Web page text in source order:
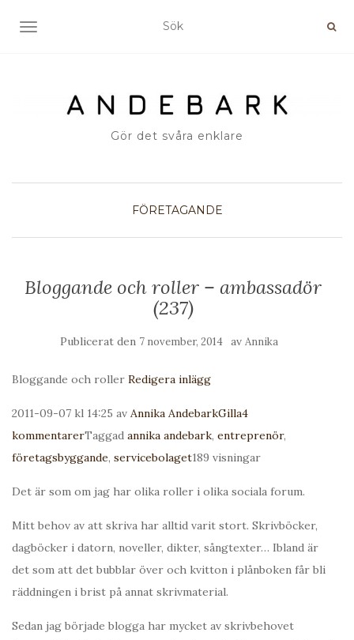
SLÅ PÅ/AV NAVIGERING
Gör det svåra enklare
FÖRETAGANDE
Bloggande och roller – ambassadör
(237)
Publicerat den 7 november, 2014 av Annika
Bloggande och roller Redigera inlägg
2011-09-07 kl 14:25 av Annika AndebarkGilla4
kommentarerTaggad annika andebark, entreprenör,
företagsbyggande, servicebolaget189 visningar
Det är som om jag har olika roller i olika sociala forum.
Mitt behov av att skriva har alltid varit stort. Skrivböcker,
dagböcker i datorn, noveller, dikter, sångtexter… Ibland är
det som att det bubblar över och kvitton i plånboken får bli
räddningen i brist på annat skrivmaterial.
Sedan jag började blogga har mycket av skrivbehovet